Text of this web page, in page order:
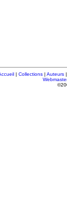
| Collections | Auteurs